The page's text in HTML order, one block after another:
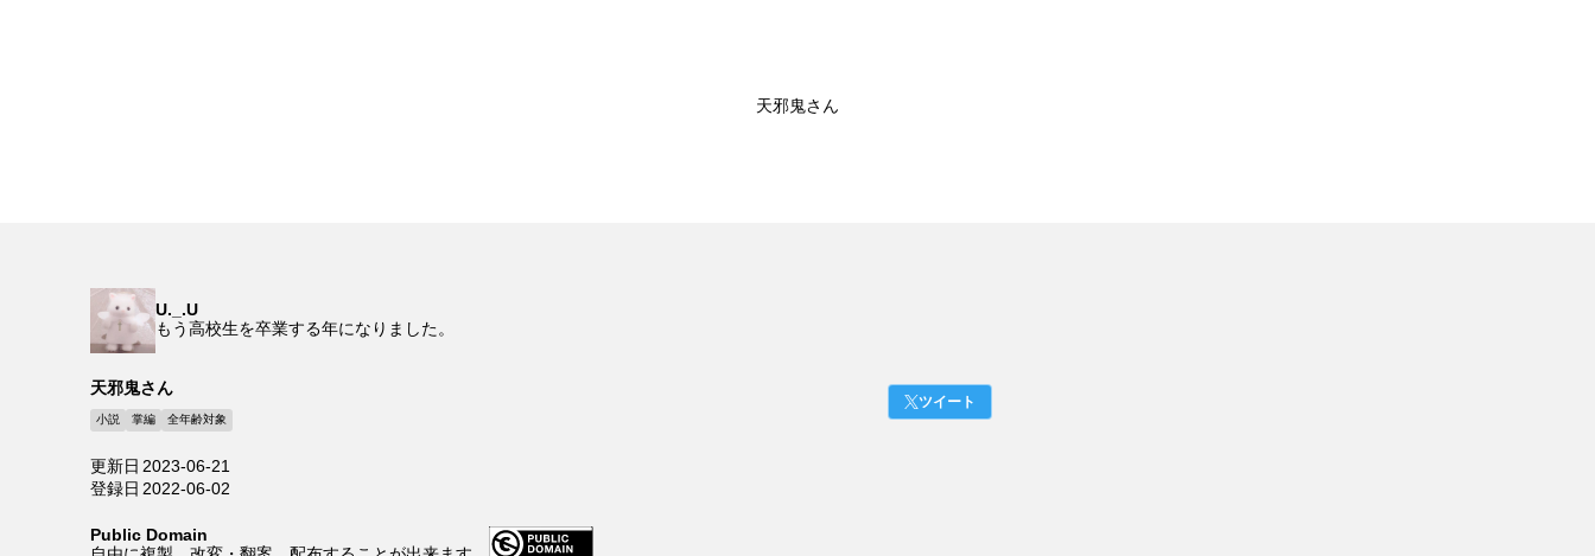
天邪鬼さん
U._.U
もう高校生を卒業する年になりました。
天邪鬼さん
小説 掌編 全年齢対象
更新日 2023-06-21
登録日 2022-06-02
Public Domain
ツイート